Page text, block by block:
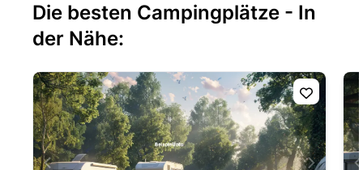
Die besten Campingplätze - In
der Nähe: